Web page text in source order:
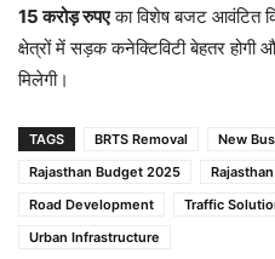
15 करोड़ रुपएका विशेष बजट आवंटित
क्षेत्रों में सड़क कनेक्टिविटी बेहतर होगी
मिलेगी।
TAGS BRTS Removal New
Rajasthan Budget 2025
Road Development
Traffic
Urban Infrastructure